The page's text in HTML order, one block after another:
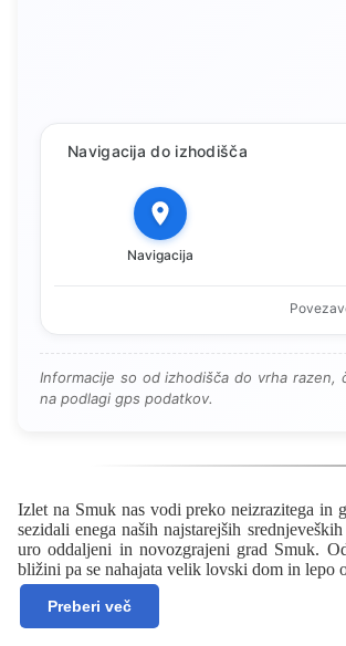
Navigacija do izhodišča
Navigacija
Informacije so od izhodišča do vrha razen,
na podlagi gps podatkov.
Izlet na Smuk nas vodi preko neizrazitega in
sezidali enega naših najstarejših
uro oddaljeni in novozgrajeni grad Smuk.
bližini pa se nahajata velik lovski dom in lepo
Preberi več